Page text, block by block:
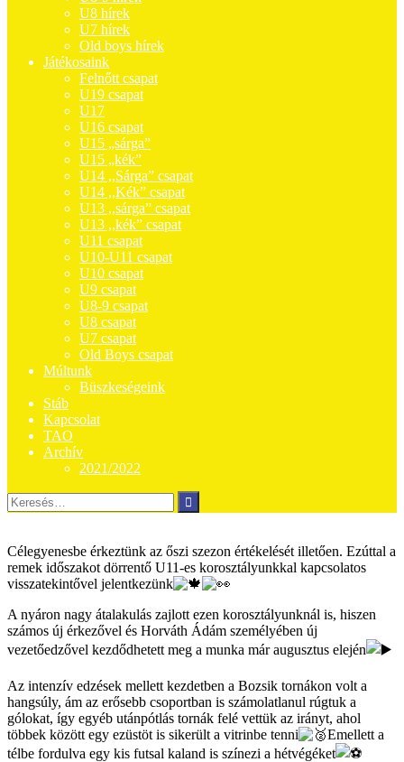
U8 hírek
U7 hírek
Old boys hírek
Játékosaink
Felnőtt csapat
U19 csapat
U17
U16 csapat
U15 „sárga”
U15 „kék”
U14 ,,Sárga” csapat
U14 ,,Kék” csapat
U13 ,,sárga” csapat
U13 ,,kék” csapat
U11 csapat
U10-U11 csapat
U10 csapat
U9 csapat
U8-9 csapat
U8 csapat
U7 csapat
Old Boys csapat
Múltunk
Büszkeségeink
Stáb
Kapcsolat
TAO
Archív
2021/2022
Keresés:
Célegyenesbe érkeztünk az őszi szezon értékelését illetően. Ezúttal a
remek időszakot dörrentő U11-es korosztályunkkal kapcsolatos
visszatekintővel jelentkezünk
A nyáron nagy átalakulás zajlott ezen korosztályunknál is, hiszen
számos új érkezővel és Horváth Ádám személyében új
vezetőedzővel kezdődhetett meg a munka már augusztus elején
Az intenzív edzések mellett kezdetben a Bozsik tornákon volt a
hangsúly, ám az erősebb csoportban is számolatlanul rúgtuk a
gólokat, így egyéb utánpótlás tornák felé vettük az irányt, ahol
többek között egy ezüstöt is sikerült a vitrinbe tenni
Emellett a
télbe fordulva egy kis futsal kaland is színezi a hétvégéket